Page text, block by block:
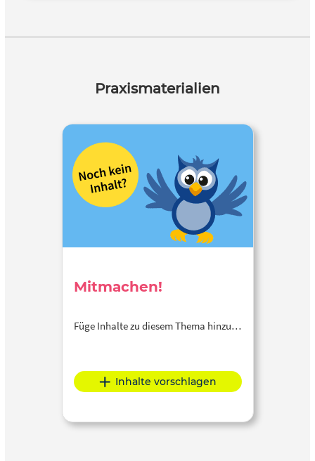
Praxismaterialien
Mitmachen!
Füge Inhalte zu diesem Thema hinzu…
Inhalte vorschlagen